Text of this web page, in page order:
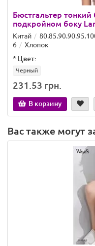
Бюстгальтер тонкий
подкройном боку
Китай
6
Хлопок
* Цвет:
Черный
231.53 грн.
В корзину
Вас также могут